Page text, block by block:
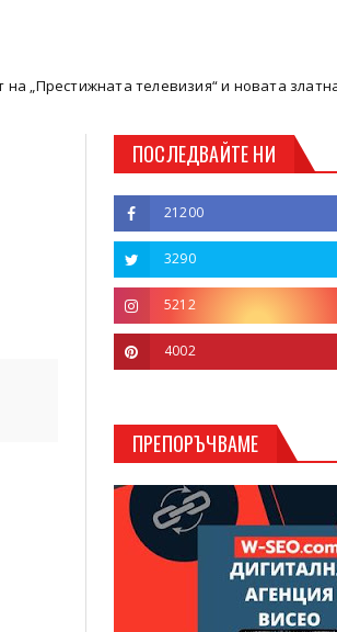
телевизия“ и новата златна ера на
ПОСЛЕДВАЙТЕ НИ
21200
3290
5212
4002
ПРЕПОРЪЧВАМЕ